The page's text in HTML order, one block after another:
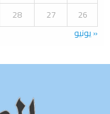
26
27
28
« يونيو